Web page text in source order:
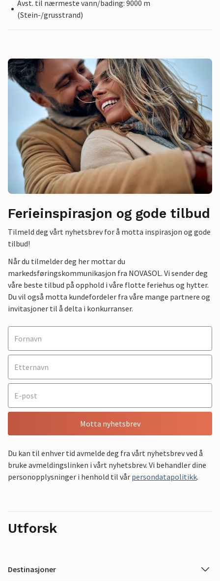
Avst. til nærmeste vann/bading: 9000 m
(Stein-/grusstrand)
Ferieinspirasjon og gode tilbud
Tilmeld deg vårt nyhetsbrev for å motta inspirasjon og gode
tilbud!
Når du tilmelder deg her mottar du
markedsføringskommunikasjon fra NOVASOL. Vi sender deg
våre beste tilbud på opphold i våre flotte feriehus og hytter.
Du vil også motta kundefordeler fra våre mange partnere og
invitasjoner til å delta i konkurranser.
Motta nyhetsbrev
Du kan til enhver tid avmelde deg fra vårt nyhetsbrev ved å
bruke avmeldingslinken i vårt nyhetsbrev. Vi behandler dine
personopplysninger i henhold til vår persondatapolitikk.
Utforsk
Destinasjoner